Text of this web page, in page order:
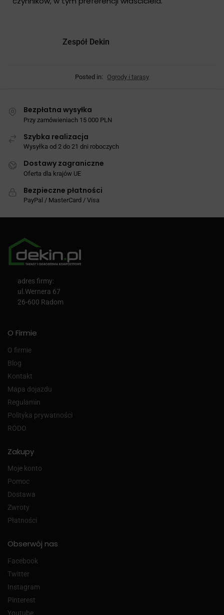
Zespół Dekin
Posted in: Ogrody i tarasy
Bezpłatna wysyłka
Przy zamówieniach 15 000 PLN
Szybka realizacja
Wysyłka od 2 do 21 dni roboczych
Dostawy zagraniczne
Oferta dla krajów UE
Bezpieczne płatności
PayPal / MasterCard / Visa
adres firmy:
ul.Wernera 67
26-600 Radom
O Firmie
O firmie
Blog
Kontakt
Mapa dojazdu
Regulamin
Polityka prywatności
RODO
Zakupy
Moje konto
Pomoc
Dostawa
Zwroty
Płatności
Obserwój nas
Facebook
Twitter
Instagram
Pinterest
Youtube